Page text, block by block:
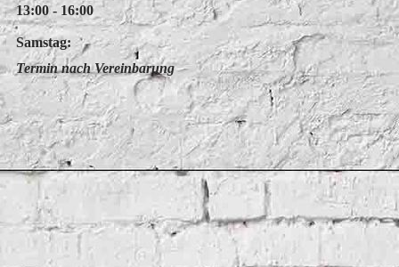
13:00 - 16:00
Samstag:
Termin nach Vereinbarung